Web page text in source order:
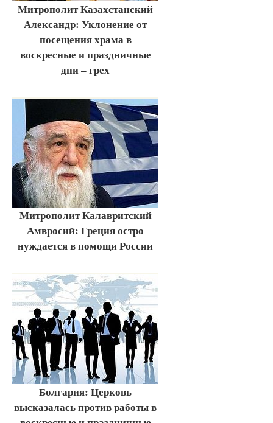
Митрополит Казахстанский
Александр: Уклонение от
посещения храма в
воскресные и праздничные
дни – грех
Митрополит Калавритский
Амвросий: Греция остро
нуждается в помощи России
Болгария: Церковь
высказалась против работы в